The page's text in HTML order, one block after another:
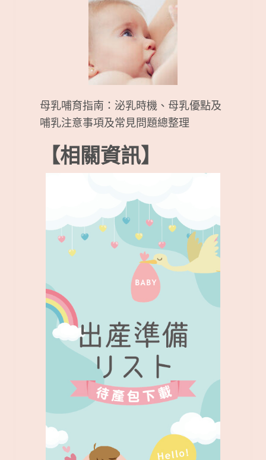
母乳哺育指南：泌乳時機、母乳優點及
哺乳注意事項及常見問題總整理
【相關資訊】